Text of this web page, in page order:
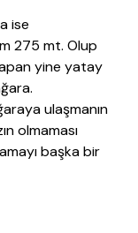
ise
275 mt. Olup
yine yatay
ulaşmanın
olmaması
başka bir